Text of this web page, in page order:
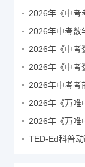
2026年《中考
2026年《万唯
2026年《万唯